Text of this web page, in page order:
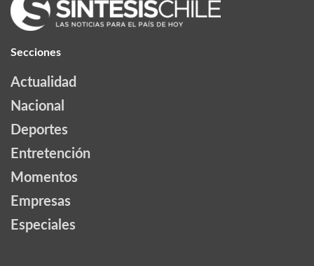
Secciones
Actualidad
Nacional
Deportes
Entretención
Momentos
Empresas
Especiales